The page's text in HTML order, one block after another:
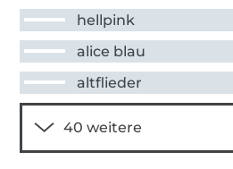
hellpink
alice blau
altflieder